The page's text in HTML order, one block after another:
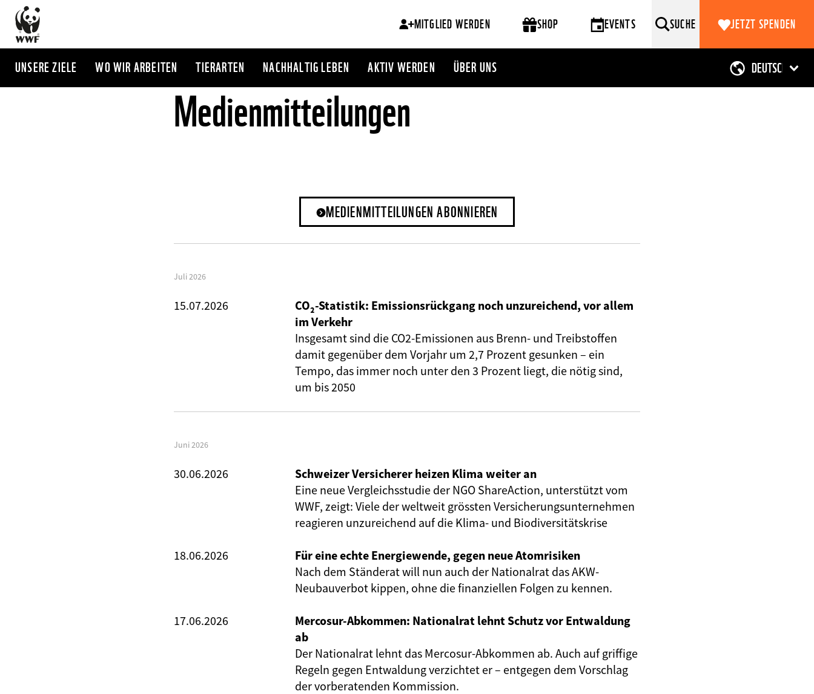
Direkt
zum
Inhalt
MITGLIED WERDEN SHOP EVENTS SUCHE JETZT SPENDEN
UNSERE ZIELE WO WIR ARBEITEN TIERARTEN NACHHALTIG LEBEN AKTIV WERDEN ÜBER UNS
Medienmitteilungen
MEDIENMITTEILUNGEN ABONNIEREN
Juli 2026
15.07.2026
CO₂-Statistik: Emissionsrückgang noch unzureichend, vor allem
im Verkehr
Insgesamt sind die CO2-Emissionen aus Brenn- und Treibstoffen
damit gegenüber dem Vorjahr um 2,7 Prozent gesunken – ein
Tempo, das immer noch unter den 3 Prozent liegt, die nötig sind,
um bis 2050
Juni 2026
30.06.2026
Schweizer Versicherer heizen Klima weiter an
Eine neue Vergleichsstudie der NGO ShareAction, unterstützt vom
WWF, zeigt: Viele der weltweit grössten Versicherungsunternehmen
reagieren unzureichend auf die Klima- und Biodiversitätskrise
18.06.2026
Für eine echte Energiewende, gegen neue Atomrisiken
Nach dem Ständerat will nun auch der Nationalrat das AKW-
Neubauverbot kippen, ohne die finanziellen Folgen zu kennen.
17.06.2026
Mercosur-Abkommen: Nationalrat lehnt Schutz vor Entwaldung
ab
Der Nationalrat lehnt das Mercosur-Abkommen ab. Auch auf griffige
Regeln gegen Entwaldung verzichtet er – entgegen dem Vorschlag
der vorberatenden Kommission.